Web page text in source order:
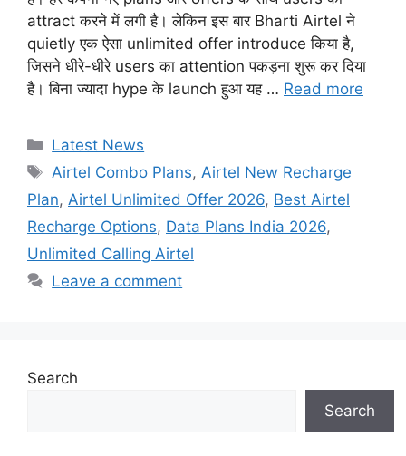
attract करने में लगी है। लेकिन इस बार Bharti Airtel ने
quietly एक ऐसा unlimited offer introduce किया है,
जिसने धीरे-धीरे users का attention पकड़ना शुरू कर दिया
है। बिना ज्यादा hype के launch हुआ यह … Read more
Categories
Latest News
Tags
Airtel Combo Plans, Airtel New Recharge
Plan, Airtel Unlimited Offer 2026, Best Airtel
Recharge Options, Data Plans India 2026,
Unlimited Calling Airtel
Leave a comment
Search
Search